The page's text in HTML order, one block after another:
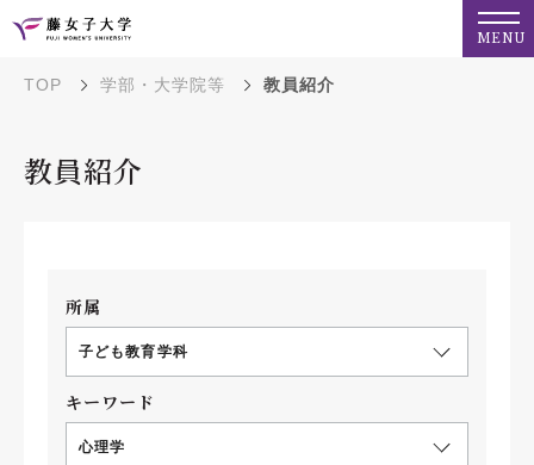
MENU
TOP 学部・大学院等 教員紹介
教員紹介
所属
子ども教育学科
キーワード
心理学